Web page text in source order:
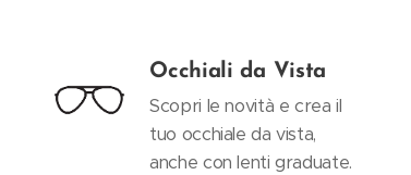
Occhiali da Vista
Scopri le novità e crea il
tuo occhiale da vista,
anche con lenti graduate.